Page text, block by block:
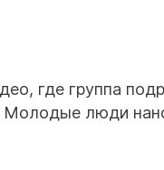
где группа
люди